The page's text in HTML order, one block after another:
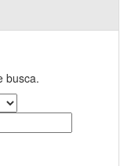
busca.